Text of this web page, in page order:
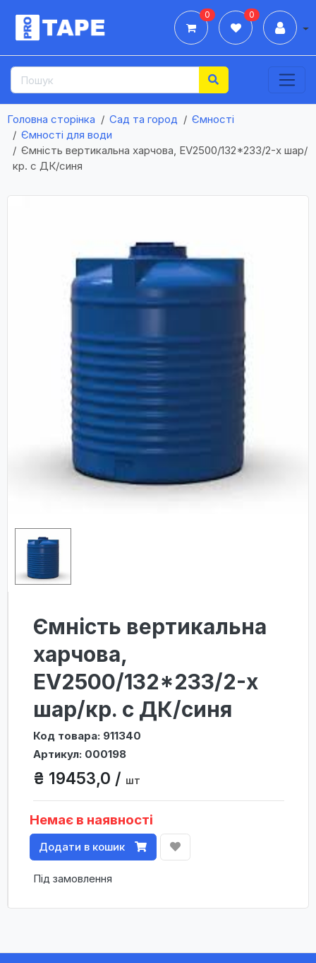
0 0
Головна сторінка Сад та город
Ємності
Ємності для води
Ємність вертикальна харчова, ЕV2500/132*233/2-х шар/
кр. с ДК/синя
Ємність вертикальна
харчова,
ЕV2500/132*233/2-х
шар/кр. с ДК/синя
Код товара: 911340
Артикул: 000198
₴ 19453,0 / шт
Немає в наявності
Додати в кошик
Під замовлення